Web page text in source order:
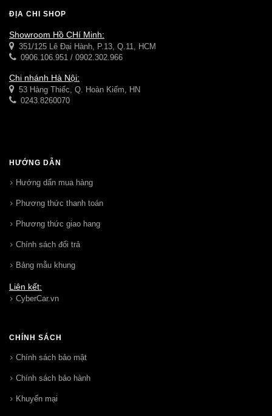
ĐỊA CHỈ SHOP
Showroom Hồ CHí Minh:
351/125 Lê Đại Hành, P.13, Q.11, HCM
0906.106.951 / 0902.302.966
Chi nhánh Hà Nội:
53 Hàng Thiếc, Q. Hoàn Kiếm, HN
0243.8260070
HƯỚNG DẪN
Hướng dẩn mua hàng
Phương thức thanh toán
Phương thức giao hang
Chính sách đổi trả
Bảng mẫu khung
Liên kết:
CyberCar.vn
CHÍNH SÁCH
Chính sách bảo mật
Chính sách bảo hành
Khuyến mại